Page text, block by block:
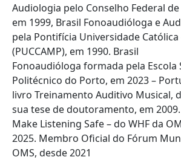
Audiologia pelo Conselho Federal
em 1999, Brasil Fonoaudióloga e
pela Pontifícia Universidade Católica
(PUCCAMP), em 1990. Brasil
Fonoaudióloga formada pela Escola
Politécnico do Porto, em 2023 –
livro Treinamento Auditivo Musical,
sua tese de doutoramento, em
Make Listening Safe – do WHF da
2025. Membro Oficial do Fórum
OMS, desde 2021